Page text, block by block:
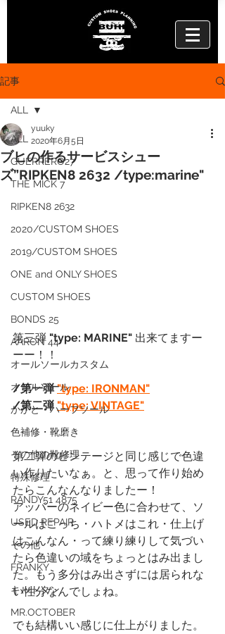
記事
ALL
GUERRERO27
THE MICK 7
RIPKEN8 2632
2020/CUSTOM SHOES
2019/CUSTOM SHOES
ONE and ONLY SHOES
CUSTOM SHOES
BONDS 25
AARON 44
オールソールカスタム
オールソール
かかと・ハーフソール
色補修・靴磨き
その他の靴修理
特殊修理
RANDY51 4875
USED REPAIR
その他
FRANKY
キルトタン
MR.OCTOBER
ALL
ブヒの作るサービスシュー
ズ”RIPKEN8 2632 /type:marine"
yuuky
2020年6月5日
第三弾 "type: MARINE" 出来てますー
ーー！！
/第一弾 "type: IRONMAN"
/第二弾 "type: VINTAGE"
第二弾のビンテージと同じ感じで色違
い作りたいなぁ。と、思って作り始め
たらこんなんなりましたー！
アッパーのネイビー色に合わせて、ソ
ールはこっち・ハトメはこれ・仕上げ
はこんなん・って練り練りして気づい
たら色違いの域をちょっとはみ出まし
た。もう多分はみ出さずには居られな
い性分なんでしょね。
でも結構いい感じに仕上がりました。